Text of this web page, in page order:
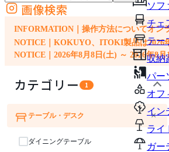
ソフ
チェ
テー
収納
パー
オフ
イン
ライ
ガー
外部サイトの商品をカートに追加
他のサイトで見つけた商品ページのURLを貼り付けて、カートに
画像検索
INFORMATION｜操作方法についてオン
NOTICE｜KOKUYO、ITOKI製品は2026
NOTICE｜2026年8月8日(土) ～ 2026年8
カテゴリー 1
ソファ
チェア・椅子
テーブル・デスク ×
ダイニングテーブル